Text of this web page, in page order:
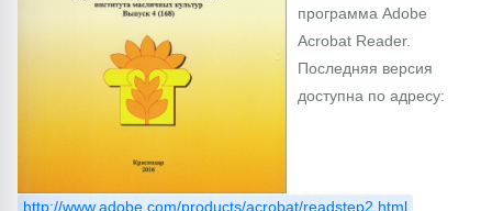
программа Adobe
Acrobat Reader.
Последняя версия
доступна по адресу:
http://www.adobe.com/products/acrobat/readstep2.html